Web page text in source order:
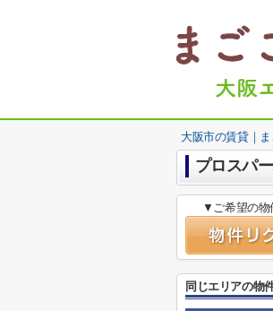
大阪市の賃貸｜
プロスパ
▼ご希望の物
同じエリアの物